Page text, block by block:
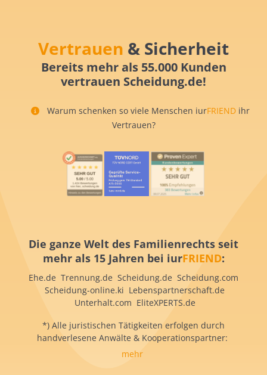
Vertrauen & Sicherheit
Bereits mehr als 55.000 Kunden
vertrauen Scheidung.de!
Warum schenken so viele Menschen iurFRIEND ihr
Vertrauen?
Die ganze Welt des Familienrechts seit
mehr als 15 Jahren bei iurFRIEND:
Ehe.de Trennung.de Scheidung.de Scheidung.com
Scheidung-online.ki Lebenspartnerschaft.de
Unterhalt.com EliteXPERTS.de
*) Alle juristischen Tätigkeiten erfolgen durch
handverlesene Anwälte & Kooperationspartner:
mehr